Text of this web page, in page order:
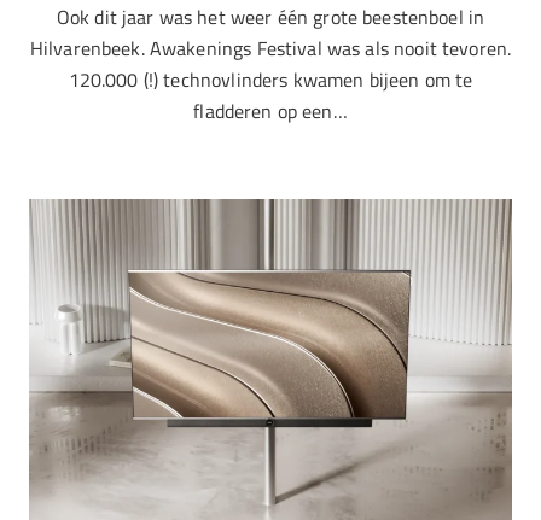
Ook dit jaar was het weer één grote beestenboel in
Hilvarenbeek. Awakenings Festival was als nooit tevoren.
120.000 (!) technovlinders kwamen bijeen om te
fladderen op een…